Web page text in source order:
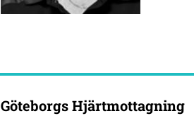
Göteborgs Hjärtmottagning